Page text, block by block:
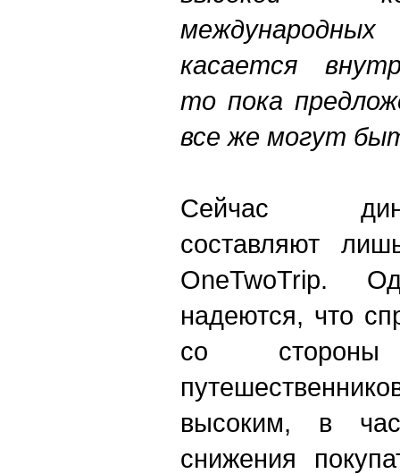
касается
то пока
все же могут
Сейчас
составляют
OneTwoTrip.
надеются, что
со стороны
высоким, в
снижения